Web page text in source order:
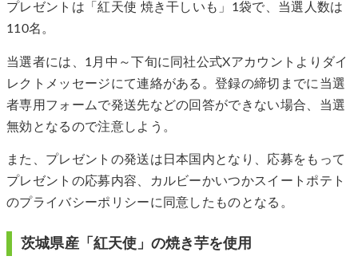
プレゼントは「紅天使 焼き干しいも」1袋で、当選人数は
110名。
当選者には、1月中～下旬に同社公式Xアカウントよりダイ
レクトメッセージにて連絡がある。登録の締切までに当選
者専用フォームで発送先などの回答ができない場合、当選
無効となるので注意しよう。
また、プレゼントの発送は日本国内となり、応募をもって
プレゼントの応募内容、カルビーかいつかスイートポテト
のプライバシーポリシーに同意したものとなる。
茨城県産「紅天使」の焼き芋を使用